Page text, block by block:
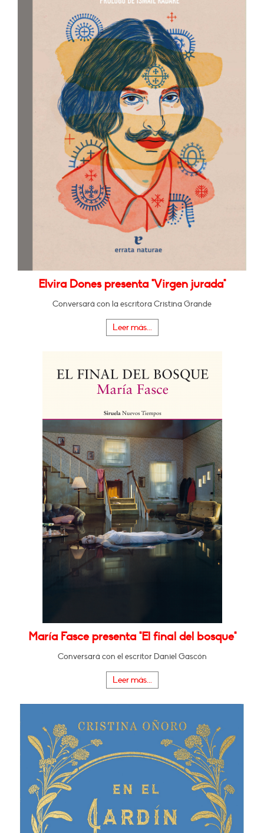
Elvira Dones presenta "Virgen jurada"
Conversará con la escritora Cristina Grande
Leer más...
María Fasce presenta "El final del bosque"
Conversará con el escritor Daniel Gascón
Leer más...